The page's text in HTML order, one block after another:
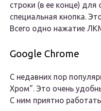
строки (в ее конце) для
специальная кнопка.
Всего одно нажатие
Google Chrome
С недавних пор
Хром”. Это очень
С ним приятно